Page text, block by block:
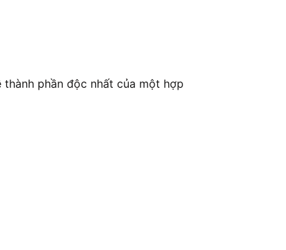
phần độc nhất của một hợp